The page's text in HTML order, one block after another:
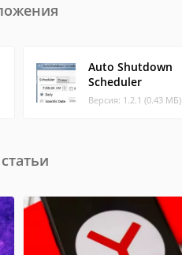
Auto Shutdown
Scheduler
Версия: 1.2.1 (0.43 МБ)